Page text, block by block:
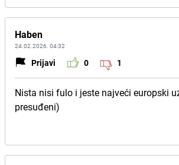
Haben
24.02.2026. 04:32
Prijavi 0 1
Nista nisi fulo i jeste najveći europski
presuđeni)